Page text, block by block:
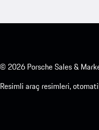
© 2026 Porsche Sales &
Resimli araç resimleri,